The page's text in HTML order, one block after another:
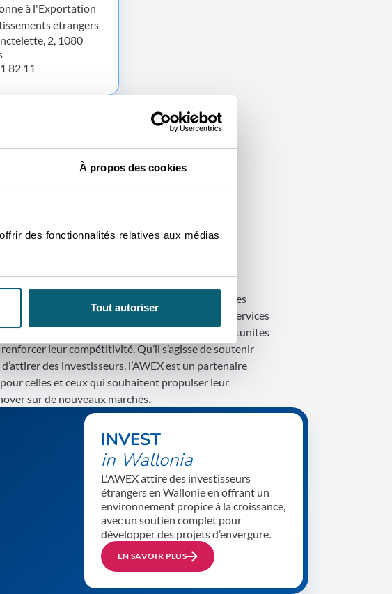
À propos des cookies
des fonctionnalités relatives aux médias
Tout autoriser
à l'Exportation
étrangers
2, 1080
82 11
rôle central dans l’accompagnement des entreprises
à son expertise, son réseau international et ses services
permet aux entrepreneurs de saisir des opportunités
leur compétitivité. Qu’il s’agisse de soutenir
des investisseurs, l’AWEX est un partenaire
celles et ceux qui souhaitent propulser leur
sur de nouveaux marchés.
INVEST
in Wallonia
L'AWEX attire des investisseurs
étrangers en Wallonie en offrant un
environnement propice à la croissance,
avec un soutien complet pour
développer des projets d’envergure.
EN SAVOIR PLUS